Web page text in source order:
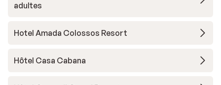
adultes
Hotel Amada Colossos Resort
Hôtel Casa Cabana